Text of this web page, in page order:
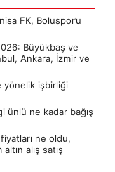
FK, Boluspor’u
Büyükbaş ve
Ankara, İzmir ve
yönelik işbirliği
ünlü ne kadar bağış
ne oldu,
alış satış